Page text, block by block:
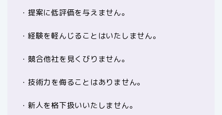
・提案に低評価を与えません。
・経験を軽んじることはいたしません。
・競合他社を見くびりません。
・技術力を侮ることはありません。
・新人を格下扱いいたしません。